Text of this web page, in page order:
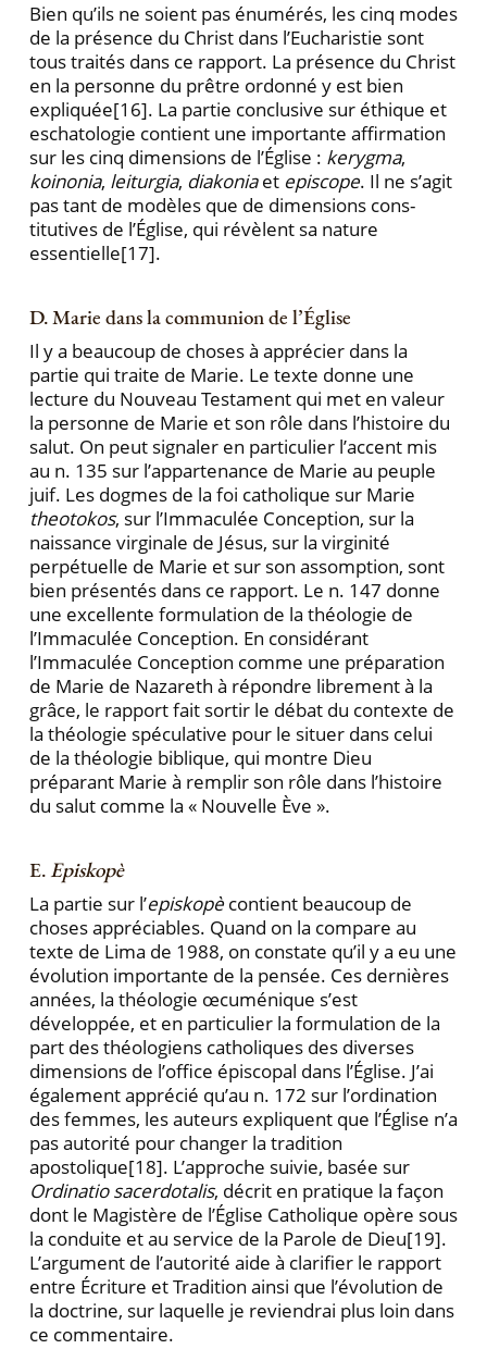
Bien qu’ils ne soient pas énumérés, les cinq modes
de la présence du Christ dans l’Eucharistie sont
tous traités dans ce rapport. La présence du Christ
en la per­sonne du prêtre ordonné y est bien
expliquée[16]. La par­tie conclusive sur éthique et
eschatologie contient une importante affirmation
sur les cinq dimensions de l’Église : kerygma,
koinonia, leiturgia, diakoniaet episcope. Il ne s’agit
pas tant de modèles que de dimensions cons­
titutives de l’Église, qui révèlent sa nature
essentielle[17].
D. Marie dans la communion de l’Église
Il y a beaucoup de choses à apprécier dans la
partie qui traite de Marie. Le texte donne une
lecture du Nouveau Testament qui met en valeur
la personne de Marie et son rôle dans l’histoire du
salut. On peut si­gnaler en particulier l’accent mis
au n. 135 sur l’appartenance de Marie au peuple
juif. Les dogmes de la foi catholique sur Marie
theotokos, sur l’Immaculée Conception, sur la
naissance virginale de Jésus, sur la virginité
perpétuelle de Marie et sur son assomption, sont
bien présentés dans ce rapport. Le n. 147 donne
une excellente formulation de la théologie de
l’Immaculée Conception. En considérant
l’Immaculée Conception comme une préparation
de Marie de Nazareth à répondre librement à la
grâce, le rapport fait sortir le débat du contexte de
la théologie spéculative pour le situer dans celui
de la théologie biblique, qui montre Dieu
préparant Marie à remplir son rôle dans l’histoire
du salut comme la « Nouvelle Ève ».
E.Episkopè
La partie sur l’episkopècontient beaucoup de
choses appréciables. Quand on la compare au
texte de Lima de 1988, on constate qu’il y a eu une
évolution importante de la pensée. Ces dernières
années, la théologie œcu­ménique s’est
développée, et en particulier la formula­tion de la
part des théologiens catholiques des diverses
dimensions de l’office épiscopal dans l’Église. J’ai
éga­lement apprécié qu’au n. 172 sur l’ordination
des femmes, les auteurs expliquent que l’Église n’a
pas au­torité pour changer la tradition
apostolique[18]. L’approche suivie, basée sur
Ordinatio sacerdotalis, décrit en pratique la façon
dont le Magistère de l’Église Ca­tholique opère sous
la conduite et au service de la Pa­role de Dieu[19].
L’argument de l’autorité aide à clarifier le rapport
entre Écriture et Tradition ainsi que l’évolution de
la doctrine, sur laquelle je reviendrai plus loin dans
ce commentaire.